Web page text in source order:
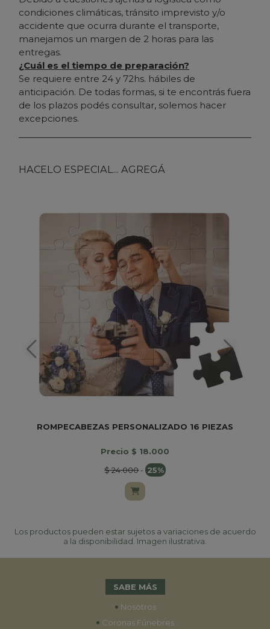
condiciones climáticas, tránsito imprevisto y/o
accidente que ocurra durante el transporte,
manejamos un margen de 2 horas para las
entregas.
¿Cuál es el tiempo de preparación?
Se requiere entre 24 y 72hs. hábiles de
anticipación. De todas formas, si te encontrás fuera
de los plazos podés consultar, solemos hacer
excepciones.
HACELO ESPECIAL... AGREGÁ
ROMPECABEZAS PERSONALIZADO 16 PIEZAS
Precio $ 18.000
$ 24.000- 25%
Los productos pueden estar sujetos a variaciones de acuerdo
a la disponibilidad. Imagen ilustrativa.
SABE MÁS
• Nosotros
• Coronas Fúnebres